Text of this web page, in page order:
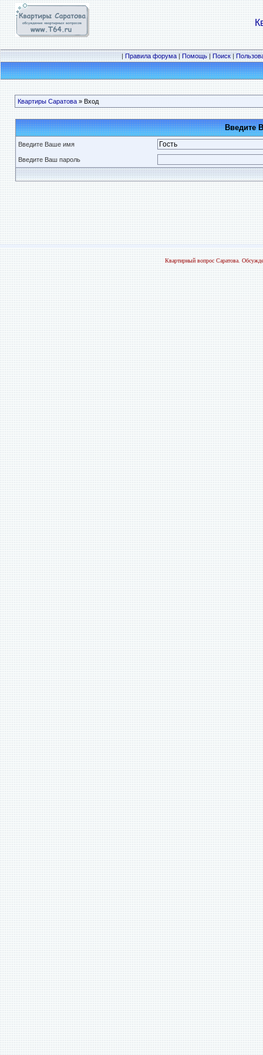
|Правила форума|Помощь|Поиск|
Квартиры Саратова» Вход
Введите
Введите Ваше имя
Введите Ваш пароль
Квартирный вопрос Саратова.